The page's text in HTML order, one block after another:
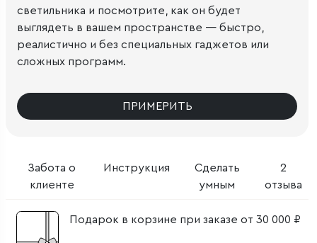
Забота о
клиенте
Инструкция
Сделать
умным
2
отзыва
Подарок в корзине при заказе от 30 000 ₽
светильника и посмотрите, как он будет
выглядеть в вашем пространстве — быстро,
реалистично и без специальных гаджетов или
сложных программ.
ПРИМЕРИТЬ